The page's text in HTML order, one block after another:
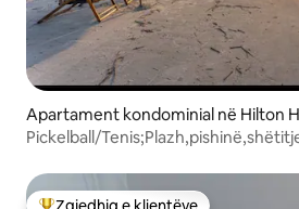
Apartament kondominial në Hilton
Pickelball/